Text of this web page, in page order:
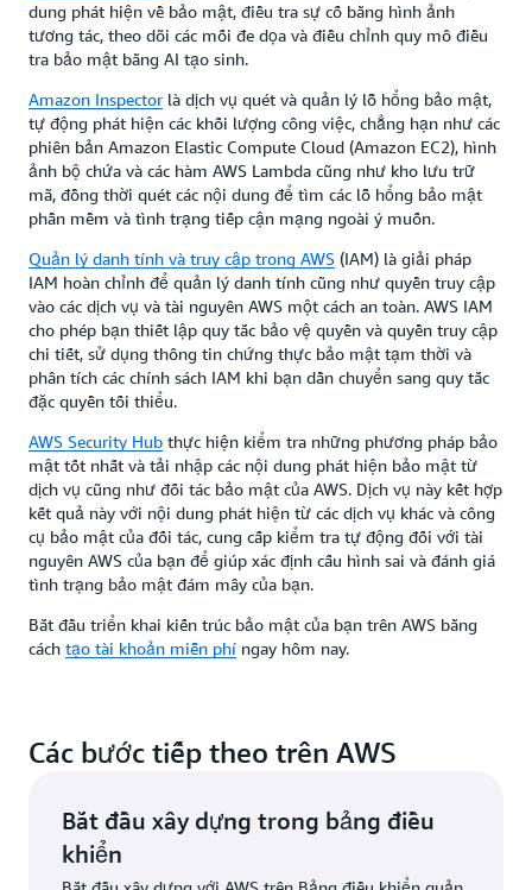
dung phát hiện về bảo mật, điều tra sự cố bằng hình ảnh
tương tác, theo dõi các mối đe dọa và điều chỉnh quy mô điều
tra bảo mật bằng AI tạo sinh.
Amazon Inspector là dịch vụ quét và quản lý lỗ hổng bảo mật,
tự động phát hiện các khối lượng công việc, chẳng hạn như các
phiên bản Amazon Elastic Compute Cloud (Amazon EC2), hình
ảnh bộ chứa và các hàm AWS Lambda cũng như kho lưu trữ
mã, đồng thời quét các nội dung để tìm các lỗ hổng bảo mật
phần mềm và tình trạng tiếp cận mạng ngoài ý muốn.
Quản lý danh tính và truy cập trong AWS (IAM) là giải pháp
IAM hoàn chỉnh để quản lý danh tính cũng như quyền truy cập
vào các dịch vụ và tài nguyên AWS một cách an toàn. AWS IAM
cho phép bạn thiết lập quy tắc bảo vệ quyền và quyền truy cập
chi tiết, sử dụng thông tin chứng thực bảo mật tạm thời và
phân tích các chính sách IAM khi bạn dần chuyển sang quy tắc
đặc quyền tối thiểu.
AWS Security Hub thực hiện kiểm tra những phương pháp bảo
mật tốt nhất và tải nhập các nội dung phát hiện bảo mật từ
dịch vụ cũng như đối tác bảo mật của AWS. Dịch vụ này kết hợp
kết quả này với nội dung phát hiện từ các dịch vụ khác và công
cụ bảo mật của đối tác, cung cấp kiểm tra tự động đối với tài
nguyên AWS của bạn để giúp xác định cấu hình sai và đánh giá
tình trạng bảo mật đám mây của bạn.
Bắt đầu triển khai kiến trúc bảo mật của bạn trên AWS bằng
cách tạo tài khoản miễn phí ngay hôm nay.
Các bước tiếp theo trên AWS
Bắt đầu xây dựng trong bảng điều
khiển